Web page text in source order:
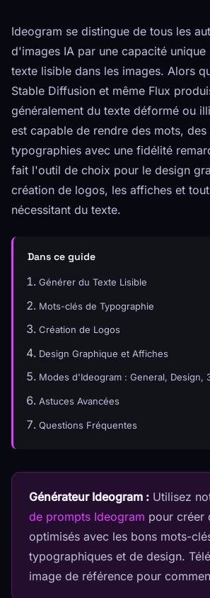
Ideogram se distingue de tous les
d'images IA par une capacité
texte lisible dans les images. Alors
Stable Diffusion et même Flux
généralement du texte déformé ou
est capable de rendre des mots, des
typographies avec une fidélité
fait l'outil de choix pour le design
création de logos, les affiches et
nécessitant du texte.
Dans ce guide
Générer du Texte Lisible
Mots-clés de Typographie
Création de Logos
Design Graphique et Affiches
Modes d'Ideogram : General, Design,
Astuces Avancées
Questions Fréquentes
Générateur Ideogram : Utilisez
de prompts Ideogram pour créer
optimisés avec les bons mots-
typographiques et de design.
image de référence pour